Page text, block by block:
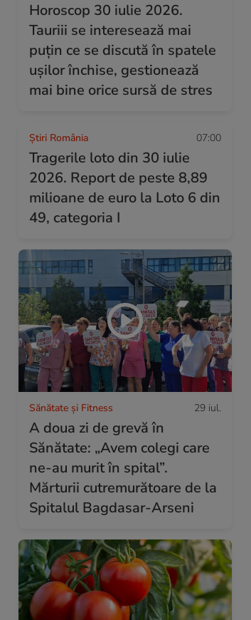
Horoscop 30 iulie 2026.
Tauriii se interesează mai
puțin ce se discută în spatele
ușilor închise, gestionează
mai bine orice sursă de stres
Știri România 07:00
Tragerile loto din 30 iulie
2026. Report de peste 8,89
milioane de euro la Loto 6 din
49, categoria I
Sănătate și Fitness 29 iul.
A doua zi de grevă în
Sănătate: „Avem colegi care
ne-au murit în spital”.
Mărturii cutremurătoare de la
Spitalul Bagdasar-Arseni